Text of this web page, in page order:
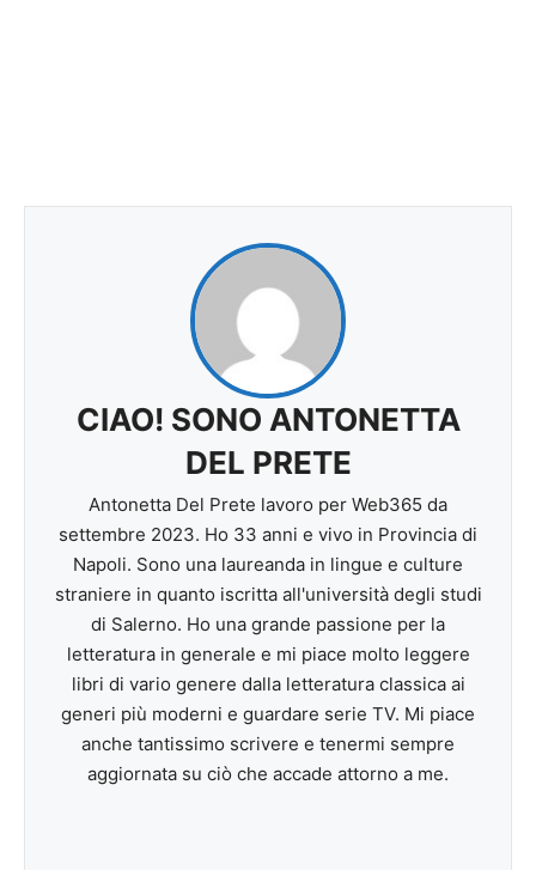
CIAO! SONO ANTONETTA
DEL PRETE
Antonetta Del Prete lavoro per Web365 da
settembre 2023. Ho 33 anni e vivo in Provincia di
Napoli. Sono una laureanda in lingue e culture
straniere in quanto iscritta all'università degli studi
di Salerno. Ho una grande passione per la
letteratura in generale e mi piace molto leggere
libri di vario genere dalla letteratura classica ai
generi più moderni e guardare serie TV. Mi piace
anche tantissimo scrivere e tenermi sempre
aggiornata su ciò che accade attorno a me.